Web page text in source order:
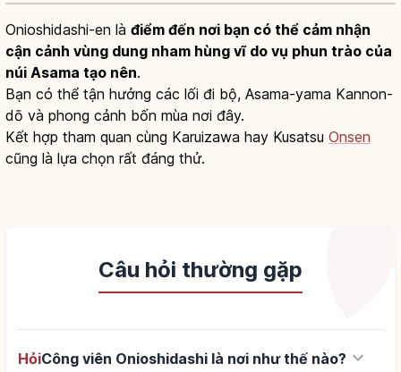
Onioshidashi-en là điểm đến nơi bạn có thể cảm nhận
cận cảnh vùng dung nham hùng vĩ do vụ phun trào của
núi Asama tạo nên.
Bạn có thể tận hưởng các lối đi bộ, Asama-yama Kannon-
dō và phong cảnh bốn mùa nơi đây.
Kết hợp tham quan cùng Karuizawa hay Kusatsu Onsen
cũng là lựa chọn rất đáng thử.
Câu hỏi thường gặp
HỏiCông viên Onioshidashi là nơi như thế nào? keyboard_arrow_down